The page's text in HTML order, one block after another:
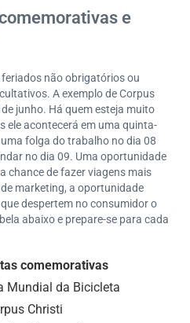
e
não obrigatórios ou
A exemplo de Corpus
junho. Há quem esteja muito
ele acontecerá em uma quinta-
folga do trabalho no dia 08
no dia 09. Uma oportunidade
chance de fazer viagens mais
marketing, a oportunidade
despertem no consumidor o
abaixo e prepare-se para cada
comemorativas
Mundial da Bicicleta
Christi